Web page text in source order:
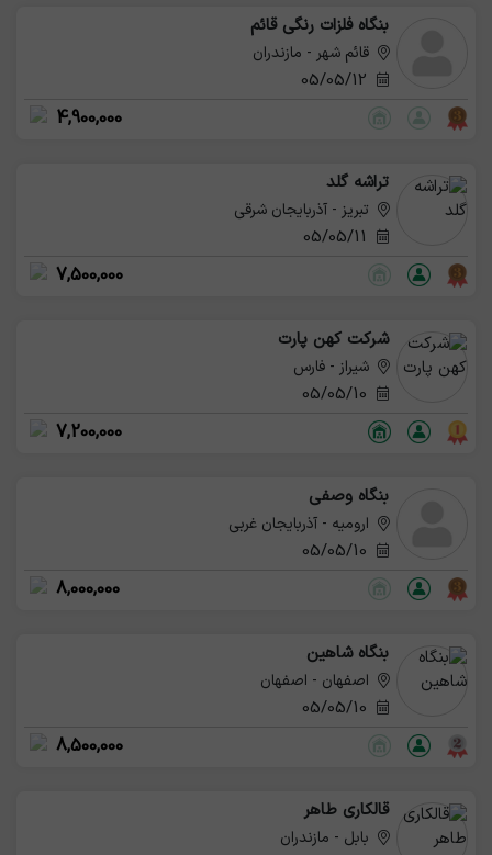
بنگاه فلزات رنگی قائم
قائم شهر - مازندران
4,900,000
تراشه گلد
تبریز - آذربایجان شرقی
7,500,000
شرکت کهن پارت
شیراز - فارس
7,200,000
بنگاه وصفی
ارومیه - آذربایجان غربی
8,000,000
بنگاه شاهین
اصفهان - اصفهان
8,500,000
قالکاری طاهر
بابل - مازندران